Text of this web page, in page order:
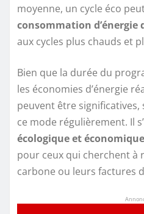
moyenne, un cycle éco
consommation d’énergie
aux cycles plus chauds et
Bien que la durée du
les économies d’énergie
peuvent être
ce mode régulièrement. Il
écologique et économique
pour ceux qui cherchent à
carbone ou leurs factures